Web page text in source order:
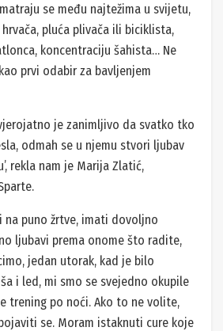
se među najtežima u svijetu,
pluća plivača ili biciklista,
koncentraciju šahista… Ne
prvi odabir za bavljenjem
je zanimljivo da svatko tko
odmah se u njemu stvori ljubav
rekla nam je Marija Zlatić,
na puno žrtve, imati dovoljno
ljubavi prema onome što radite,
jedan utorak, kad je bilo
i led, mi smo se svejedno okupile
trening po noći. Ako to ne volite,
se. Moram istaknuti cure koje